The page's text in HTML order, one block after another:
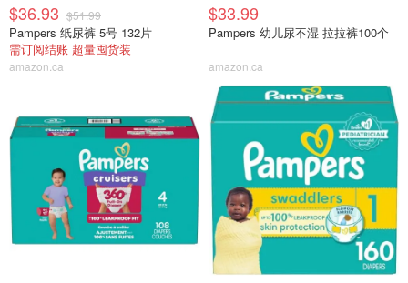
$36.93 $51.99
Pampers 纸尿裤 5号 132片
需订阅结账 超量囤货装
amazon.ca
$33.99
Pampers 幼儿尿不湿 拉拉裤100个
amazon.ca